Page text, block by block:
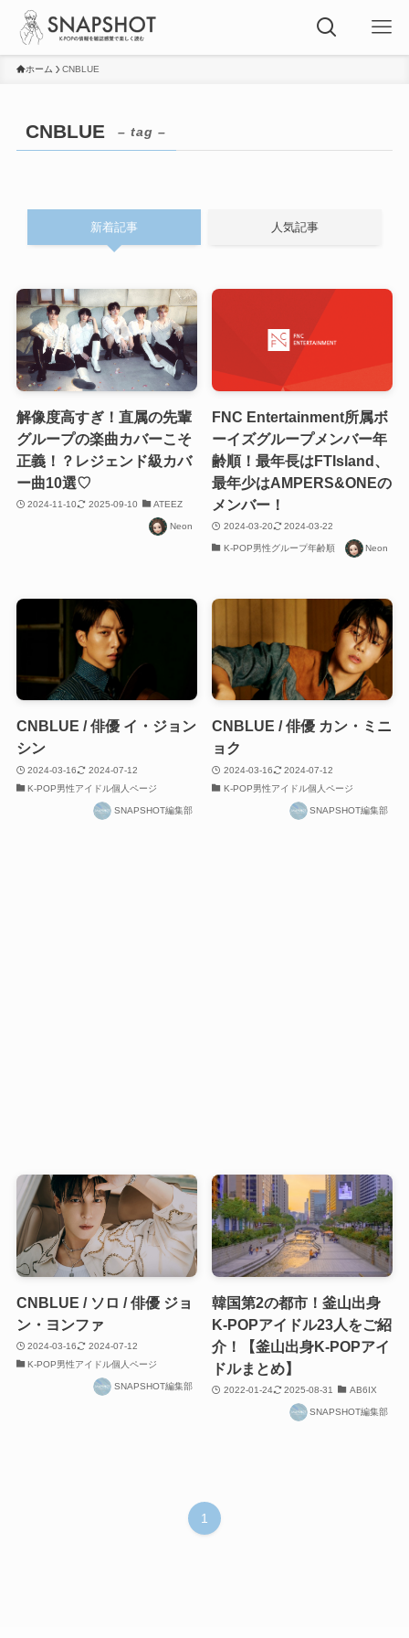
ホーム CNBLUE
CNBLUE – tag –
新着記事 人気記事
解像度高すぎ！直属の先輩
グループの楽曲カバーこそ
正義！？レジェンド級カバ
ー曲10選♡
2024-11-10 2025-09-10 ATEEZ
Neon
FNC Entertainment所属ボ
ーイズグループメンバー年
齢順！最年長はFTIsland、
最年少はAMPERS&ONEの
メンバー！
2024-03-20 2024-03-22
K-POP男性グループ年齢順 Neon
CNBLUE / 俳優 イ・ジョン
シン
2024-03-16
2024-07-12
K-POP男性アイドル個人ページ
SNAPSHOT編集部
CNBLUE / 俳優 カン・ミニ
ョク
2024-03-16
2024-07-12
K-POP男性アイドル個人ページ
SNAPSHOT編集部
CNBLUE / ソロ / 俳優 ジョ
ン・ヨンファ
2024-03-16
2024-07-12
K-POP男性アイドル個人ページ
SNAPSHOT編集部
韓国第2の都市！釜山出身
K-POPアイドル23人をご紹
介！【釜山出身K-POPアイ
ドルまとめ】
2022-01-24 2025-08-31 AB6IX
SNAPSHOT編集部
1